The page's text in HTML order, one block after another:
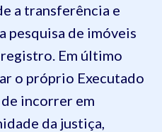
a transferência e
pesquisa de imóveis
Em último
o próprio Executado
de incorrer em
da justiça,